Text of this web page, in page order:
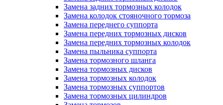
Замена задних тормозных колодок
Замена колодок стояночного тормоза
Замена переднего суппорта
Замена передних тормозных дисков
Замена передних тормозных колодок
Замена пыльника суппорта
Замена тормозного шланга
Замена тормозных дисков
Замена тормозных колодок
Замена тормозных суппортов
Замена тормозных цилиндров